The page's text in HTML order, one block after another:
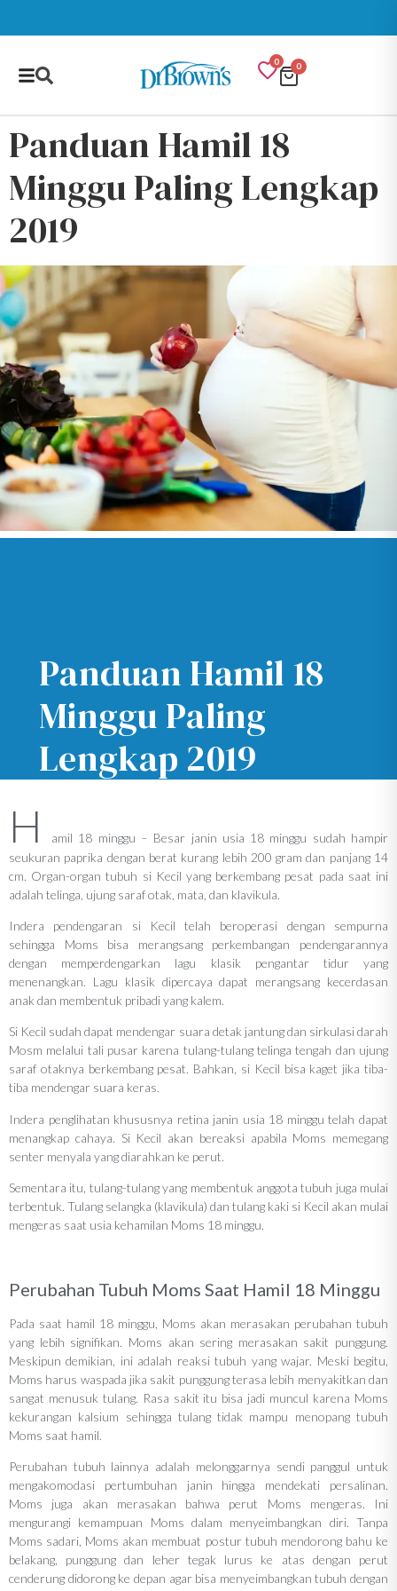
0 0
Panduan Hamil 18
Minggu Paling Lengkap
2019
Panduan Hamil 18
Minggu Paling
Lengkap 2019
H
amil 18 minggu – Besar janin usia 18 minggu sudah hampir
seukuran paprika dengan berat kurang lebih 200 gram dan panjang 14
cm. Organ-organ tubuh si Kecil yang berkembang pesat pada saat ini
adalah telinga, ujung saraf otak, mata, dan klavikula.
Indera pendengaran si Kecil telah beroperasi dengan sempurna
sehingga Moms bisa merangsang perkembangan pendengarannya
dengan memperdengarkan lagu klasik pengantar tidur yang
menenangkan. Lagu klasik dipercaya dapat merangsang kecerdasan
anak dan membentuk pribadi yang kalem.
Si Kecil sudah dapat mendengar suara detak jantung dan sirkulasi darah
Mosm melalui tali pusar karena tulang-tulang telinga tengah dan ujung
saraf otaknya berkembang pesat. Bahkan, si Kecil bisa kaget jika tiba-
tiba mendengar suara keras.
Indera penglihatan khususnya retina janin usia 18 minggu telah dapat
menangkap cahaya. Si Kecil akan bereaksi apabila Moms memegang
senter menyala yang diarahkan ke perut.
Sementara itu, tulang-tulang yang membentuk anggota tubuh juga mulai
terbentuk. Tulang selangka (klavikula) dan tulang kaki si Kecil akan mulai
mengeras saat usia kehamilan Moms 18 minggu.
Perubahan Tubuh Moms Saat Hamil 18 Minggu
Pada saat hamil 18 minggu, Moms akan merasakan perubahan tubuh
yang lebih signifikan. Moms akan sering merasakan sakit punggung.
Meskipun demikian, ini adalah reaksi tubuh yang wajar. Meski begitu,
Moms harus waspada jika sakit punggung terasa lebih menyakitkan dan
sangat menusuk tulang. Rasa sakit itu bisa jadi muncul karena Moms
kekurangan kalsium sehingga tulang tidak mampu menopang tubuh
Moms saat hamil.
Perubahan tubuh lainnya adalah melonggarnya sendi panggul untuk
mengakomodasi pertumbuhan janin hingga mendekati persalinan.
Moms juga akan merasakan bahwa perut Moms mengeras. Ini
mengurangi kemampuan Moms dalam menyeimbangkan diri. Tanpa
Moms sadari, Moms akan membuat postur tubuh mendorong bahu ke
belakang, punggung dan leher tegak lurus ke atas dengan perut
cenderung didorong ke depan agar bisa menyeimbangkan tubuh dengan